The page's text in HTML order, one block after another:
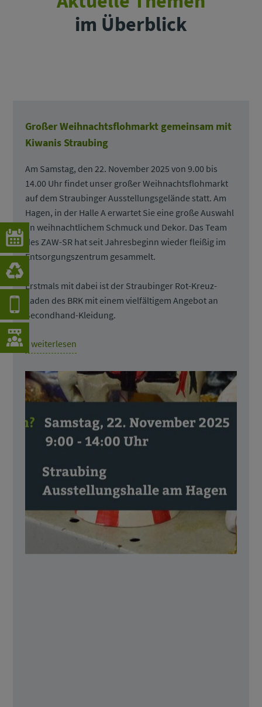
im Überblick
Großer Weihnachtsflohmarkt gemeinsam mit
Kiwanis Straubing
Am Samstag, den 22. November 2025 von 9.00 bis
14.00 Uhr findet unser großer Weihnachtsflohmarkt
auf dem Straubinger Ausstellungsgelände statt. Am
Hagen, in der Halle A erwartet Sie eine große Auswahl
an weihnachtlichem Schmuck und Dekor. Das Team
des ZAW-SR hat seit Jahresbeginn wieder fleißig im
Entsorgungszentrum gesammelt.
Erstmals mit dabei ist der Straubinger Rot-Kreuz-
Laden des BRK mit einem vielfältigem Angebot an
Secondhand-Kleidung.
» weiterlesen